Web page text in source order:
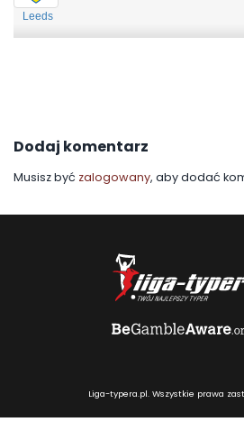
Leeds
Dodaj komentarz
Musisz być zalogowany, aby dodać
Liga-typera.pl. Wszystkie prawa